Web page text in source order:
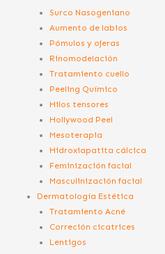
Surco Nasogeniano
Aumento de labios
Pómulos y ojeras
Rinomodelación
Tratamiento cuello
Peeling Químico
Hilos tensores
Hollywood Peel
Mesoterapia
Hidroxiapatita cálcica
Feminización facial
Masculinización facial
Dermatología Estética
Tratamiento Acné
Correción cicatrices
Lentigos